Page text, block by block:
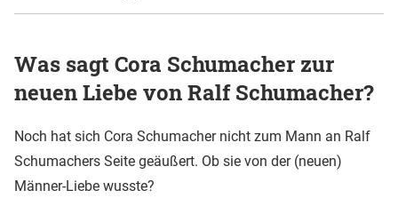
Was sagt Cora Schumacher zur
neuen Liebe von Ralf Schumacher?
Noch hat sich Cora Schumacher nicht zum Mann an Ralf
Schumachers Seite geäußert. Ob sie von der (neuen)
Männer-Liebe wusste?